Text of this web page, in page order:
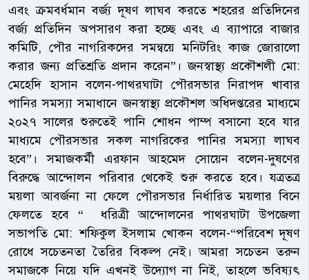
এবং ক্রমবর্ধমান বর্জ্য দূষণ লাঘব করতে শহরের প্রতিদিনের
বর্জ্য প্রতিদিন অপসারণ করা হচ্ছে এবং এ ব্যাপারে বাজার
কমিটি, পৌর নাগরিকদের সমন্বয়ে মনিটরিং কাজ জোরালো
করার জন্য প্রতিশ্রতি প্রদান করেন”। জনস্বাস্থ্য প্রকৌশলী মো:
মেহেদি হাসান বলেন-পাথরঘাটা পৌরসভার নিরাপদ খাবার
পানির সমস্যা সমাধানে জনস্বাস্থ্য প্রকৌশল অধিদপ্তরের মাধ্যমে
২০২৭ সালের শুরুতেই পানি শোধন পাম্প বসানো হবে যার
মাধ্যমে পৌরসভার সকল নাগরিকের পানির সমস্যা লাঘব
হবে”। সমাজকর্মী এরফান আহমেদ সোয়েন বলেন-দুষণের
বিরুদ্ধে আন্দোলন পরিবার থেকেই শুরু করতে হবে। যত্রতত্র
ময়লা আবর্জনা না ফেলে পৌরসভার নির্ধারিত ময়লার বিনে
ফেলতে হবে “ ধরিত্রী আন্দোলনের পাথরঘাটা উপজেলা
সভাপতি মো: শফিকুল ইসলাম খোকন বলেন-“পরিবেশ দূষণ
রোধে সচেতনতা তৈরির বিকল্প নেই। আমরা সচেতন তরুন
সমাজকে নিয়ে যদি এখনই উদ্যোগ না নিই, তাহলে ভবিষ্যৎ